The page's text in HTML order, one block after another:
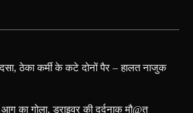
ठेका कर्मी के कटे दोनों पैर – हालत नाजुक
का गोला, ड्राइवर की दर्दनाक मौ@त